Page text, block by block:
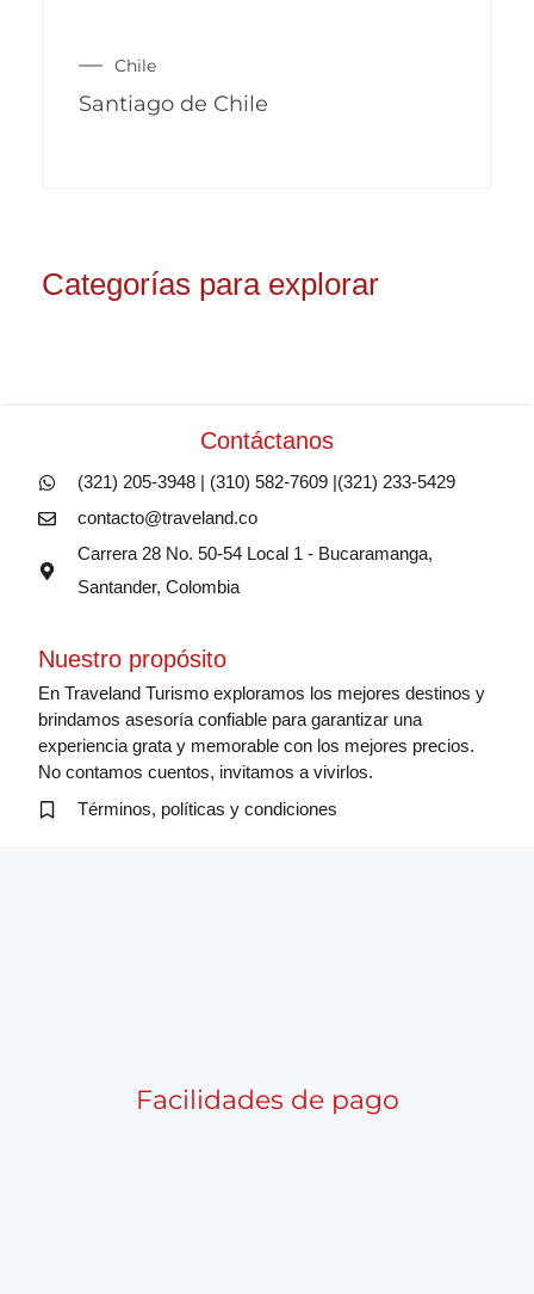
Chile
Santiago de Chile
Categorías para explorar
Contáctanos
(321) 205-3948 | (310) 582-7609 |(321) 233-5429
contacto@traveland.co
Carrera 28 No. 50-54 Local 1 - Bucaramanga,
Santander, Colombia
Nuestro propósito
En Traveland Turismo exploramos los mejores destinos y
brindamos asesoría confiable para garantizar una
experiencia grata y memorable con los mejores precios.
No contamos cuentos, invitamos a vivirlos.
Términos, políticas y condiciones
Facilidades de pago